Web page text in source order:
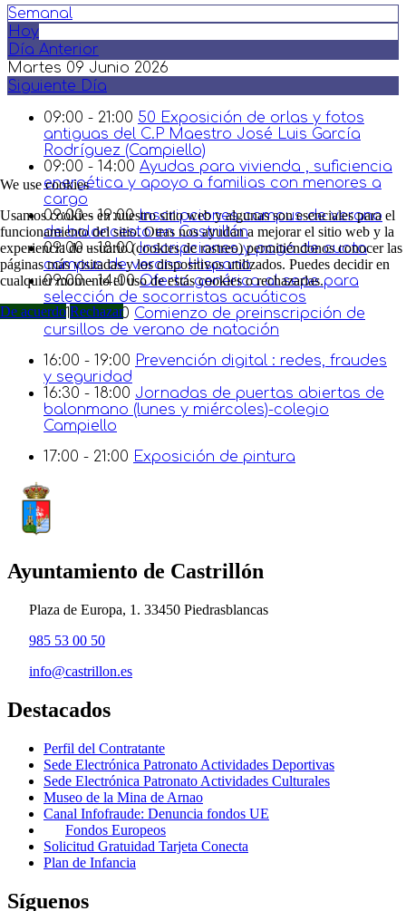
Semanal
Hoy
Día Anterior
Martes 09 Junio 2026
Siguiente Día
09:00 - 21:00 50 Exposición de orlas y fotos
antiguas del C.P Maestro José Luis García
Rodríguez (Campiello)
09:00 - 14:00 Ayudas para vivienda , suficiencia
energética y apoyo a familias con menores a
cargo
09:00 - 19:00Inscripciones campus de verano
de baloncesto en Castrillón
09:00 - 18:00Inscripciones y pago de cuota
campus de verano Hispano
09:00 - 14:00Oferta genérica al sepe para
selección de socorristas acuáticos
09:15 - 21:00 Comienzo de preinscripción de
cursillos de verano de natación
16:00 - 19:00 Prevención digital : redes, fraudes
y seguridad
16:30 - 18:00 Jornadas de puertas abiertas de
balonmano (lunes y miércoles)-colegio
Campiello
17:00 - 21:00 Exposición de pintura
Ayuntamiento de Castrillón
Plaza de Europa, 1. 33450 Piedrasblancas
985 53 00 50
info@castrillon.es
Destacados
Perfil del Contratante
Sede Electrónica Patronato Actividades Deportivas
Sede Electrónica Patronato Actividades Culturales
Museo de la Mina de Arnao
Canal Infofraude: Denuncia fondos UE
Fondos Europeos
Solicitud Gratuidad Tarjeta Conecta
Plan de Infancia
Síguenos
We use cookies
Usamos cookies en nuestro sitio web y algunas son esenciales para el
funcionamiento del sitio. Otras nos ayudan a mejorar el sitio web y la
experiencia de usuario (cookies de rastreo) permitiéndonos conocer las
páginas más visitadas y los dispositivos utilizados. Puedes decidir en
cualquier momento el uso de estás cookies o rechazarlas.
De acuerdo Rechazar